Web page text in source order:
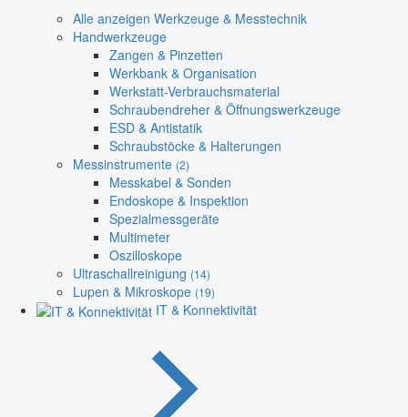
Alle anzeigen Werkzeuge & Messtechnik
Handwerkzeuge
Zangen & Pinzetten
Werkbank & Organisation
Werkstatt-Verbrauchsmaterial
Schraubendreher & Öffnungswerkzeuge
ESD & Antistatik
Schraubstöcke & Halterungen
Messinstrumente (2)
Messkabel & Sonden
Endoskope & Inspektion
Spezialmessgeräte
Multimeter
Oszilloskope
Ultraschallreinigung (14)
Lupen & Mikroskope (19)
IT & Konnektivität